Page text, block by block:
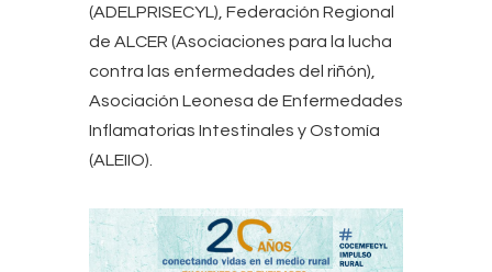
(ADELPRISECYL), Federación Regional
de ALCER (Asociaciones para la lucha
contra las enfermedades del riñón),
Asociación Leonesa de Enfermedades
Inflamatorias Intestinales y Ostomía
(ALEIIO).